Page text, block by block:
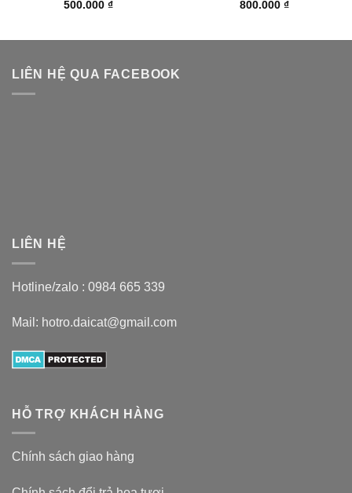
500.000 ₫
800.000 ₫
LIÊN HỆ QUA FACEBOOK
LIÊN HỆ
Hotline/zalo : 0984 665 339
Mail: hotro.daicat@gmail.com
HỖ TRỢ KHÁCH HÀNG
Chính sách giao hàng